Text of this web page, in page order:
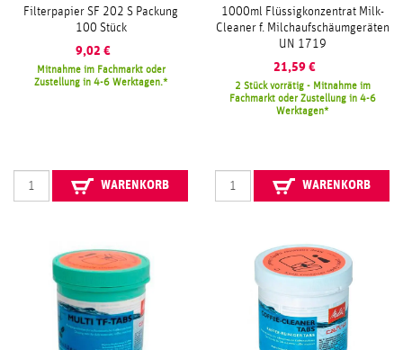
Filterpapier SF 202 S Packung
100 Stück
9,02 €
Mitnahme im Fachmarkt oder
Zustellung in 4-6 Werktagen.
WARENKORB
1000ml Flüssigkonzentrat Milk-
Cleaner f. Milchaufschäumgeräten
UN 1719
21,59 €
2 Stück vorrätig - Mitnahme im
Fachmarkt oder Zustellung in 4-6
Werktagen
WARENKORB